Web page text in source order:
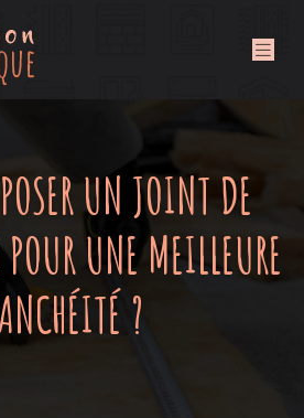
UN JOINT DE
POUR UNE MEILLEURE
?